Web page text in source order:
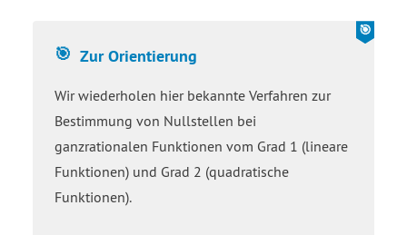
Zur Orientierung
Wir wiederholen hier bekannte Verfahren zur
Bestimmung von Nullstellen bei
ganzrationalen Funktionen vom Grad 1 (lineare
Funktionen) und Grad 2 (quadratische
Funktionen).
Seite*